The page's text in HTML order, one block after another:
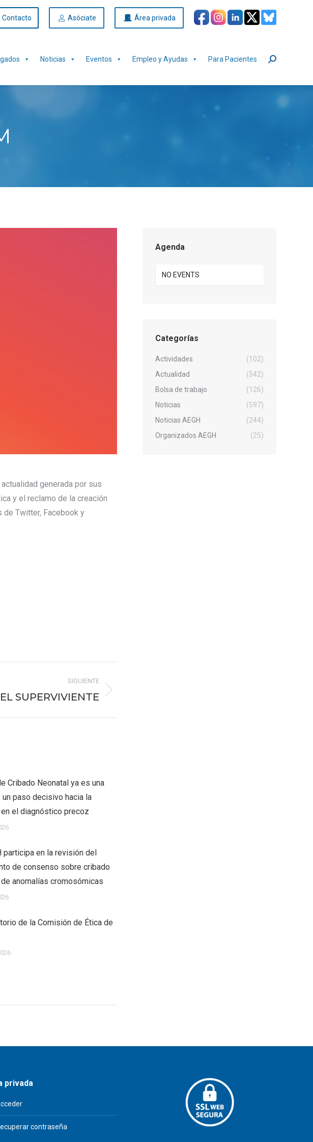
Contacto Asóciate Área privada
Noticias Eventos Empleo y Ayudas Para Pacientes Buscar:
generada por sus
y el reclamo de la creación
de Twitter, Facebook y
SIGUIENTE
SUPERVIVIENTE
Cribado Neonatal ya es una
un paso decisivo hacia la
el diagnóstico precoz
participa en la revisión del
de consenso sobre cribado
anomalías cromosómicas
de la Comisión de Ética de
Agenda
NO EVENTS
Categorías
Actividades
(102)
Actualidad
(542)
Bolsa de trabajo
(126)
Noticias
(597)
Noticias AEGH
(244)
Organizados AEGH
(25)
privada
contraseña